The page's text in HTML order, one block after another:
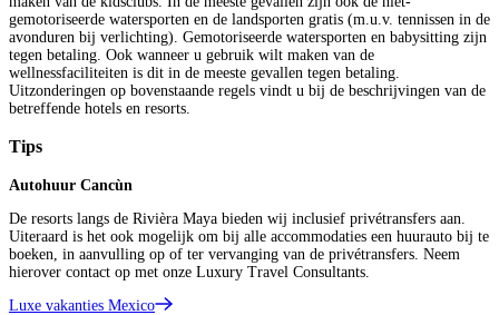
gemotoriseerde watersporten en de landsporten gratis (m.u.v. tennissen in de
avonduren bij verlichting). Gemotoriseerde watersporten en babysitting zijn
tegen betaling. Ook wanneer u gebruik wilt maken van de
wellnessfaciliteiten is dit in de meeste gevallen tegen betaling.
Uitzonderingen op bovenstaande regels vindt u bij de beschrijvingen van de
betreffende hotels en resorts.
Tips
Autohuur Cancùn
De resorts langs de Rivièra Maya bieden wij inclusief privétransfers aan.
Uiteraard is het ook mogelijk om bij alle accommodaties een huurauto bij te
boeken, in aanvulling op of ter vervanging van de privétransfers. Neem
hierover contact op met onze Luxury Travel Consultants.
Luxe vakanties Mexico